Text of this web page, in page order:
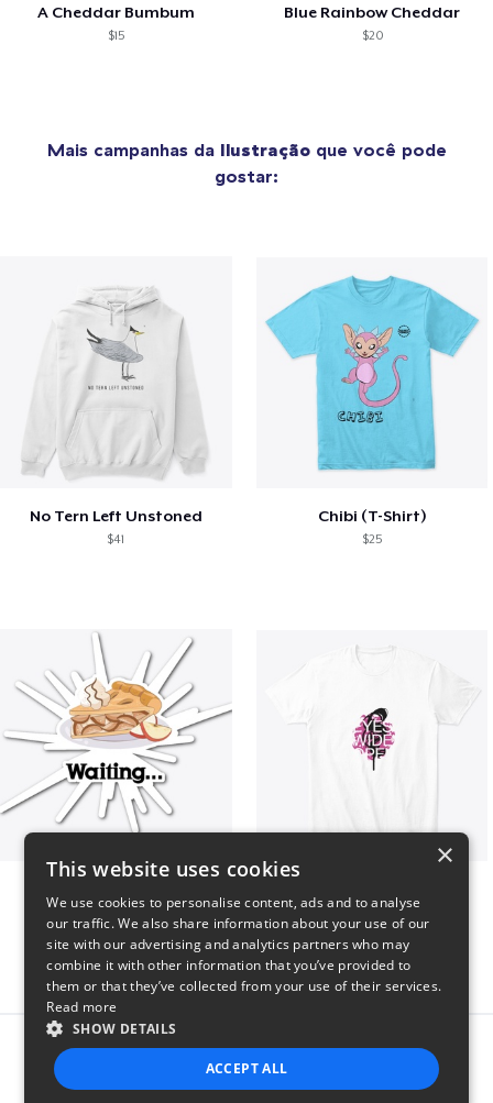
A Cheddar Bumbum
$15
Blue Rainbow Cheddar
$20
Mais campanhas da Ilustraçãoque você pode
gostar:
No Tern Left Unstoned
$41
Chibi (T-Shirt)
$25
Report this product
×
This website uses cookies
We use cookies to personalise content, ads and to analyse
our traffic. We also share information about your use of our
site with our advertising and analytics partners who may
combine it with other information that you’ve provided to
them or that they’ve collected from your use of their services.
Read more
SHOW DETAILS
ACCEPT ALL